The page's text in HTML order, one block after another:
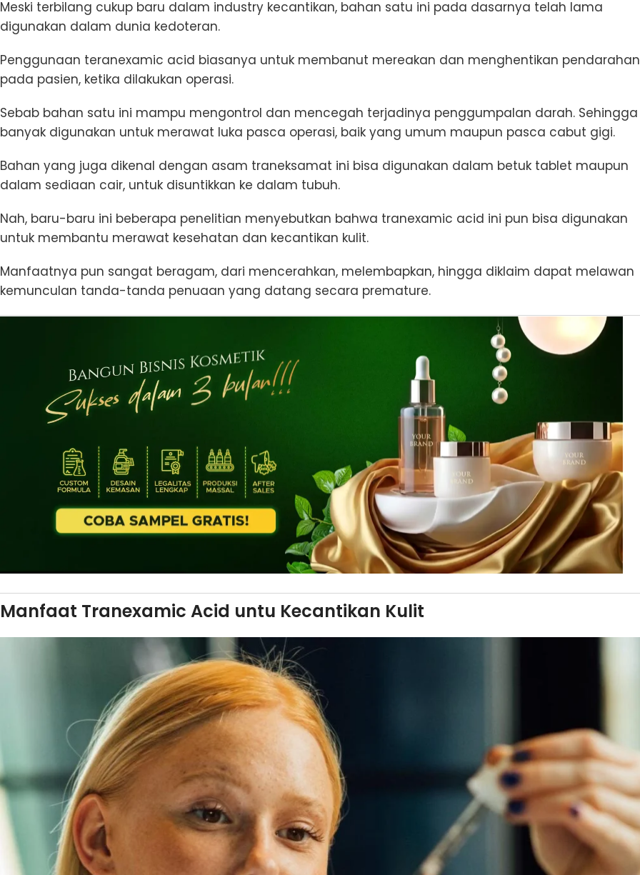
Meski terbilang cukup baru dalam industry kecantikan, bahan satu ini pada dasarnya telah lama
digunakan dalam dunia kedoteran.
Penggunaan teranexamic acid biasanya untuk membanut mereakan dan menghentikan pendarahan
pada pasien, ketika dilakukan operasi.
Sebab bahan satu ini mampu mengontrol dan mencegah terjadinya penggumpalan darah. Sehingga
banyak digunakan untuk merawat luka pasca operasi, baik yang umum maupun pasca cabut gigi.
Bahan yang juga dikenal dengan asam traneksamat ini bisa digunakan dalam betuk tablet maupun
dalam sediaan cair, untuk disuntikkan ke dalam tubuh.
Nah, baru-baru ini beberapa penelitian menyebutkan bahwa tranexamic acid ini pun bisa digunakan
untuk membantu merawat kesehatan dan kecantikan kulit.
Manfaatnya pun sangat beragam, dari mencerahkan, melembapkan, hingga diklaim dapat melawan
kemunculan tanda-tanda penuaan yang datang secara premature.
Manfaat Tranexamic Acid untu Kecantikan Kulit